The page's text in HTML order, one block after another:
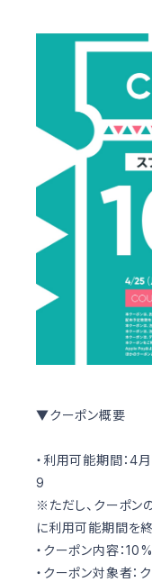
▼クーポン概要
・利用可能期間：4
9
※ただし、クーポン
に利用可能期間を終
・クーポン内容：
・クーポン対象者：